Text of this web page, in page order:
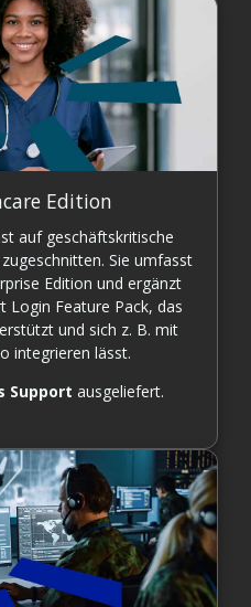
Edition
auf geschäftskritische
Sie umfasst
Edition und ergänzt
Login Feature Pack, das
und sich z. B. mit
integrieren lässt.
Support ausgeliefert.